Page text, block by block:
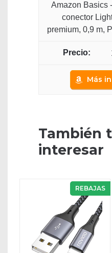
Amazon Basics
conector
premium, 0,9 m,
Más
También
interesar
REBAJAS